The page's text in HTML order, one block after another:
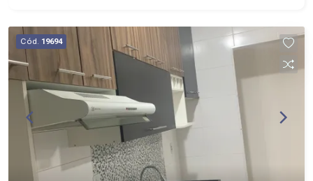
Cód. 19694